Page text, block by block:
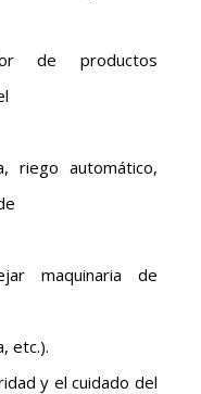
de productos
riego automático,
maquinaria de
etc.).
y el cuidado del